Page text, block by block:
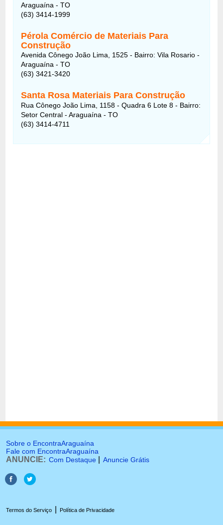
Araguaína - TO
(63) 3414-1999
Pérola Comércio de Materiais Para
Construção
Avenida Cônego João Lima, 1525 - Bairro: Vila Rosario -
Araguaína - TO
(63) 3421-3420
Santa Rosa Materiais Para Construção
Rua Cônego João Lima, 1158 - Quadra 6 Lote 8 - Bairro:
Setor Central - Araguaína - TO
(63) 3414-4711
Sobre o EncontraAraguaína
Fale com EncontraAraguaína
ANUNCIE: Com Destaque Anuncie Grátis
Termos do Serviço Política de Privacidade